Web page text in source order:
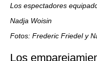
Los espectadores
Nadja Woisin
Fotos: Frederic Friedel y
Los